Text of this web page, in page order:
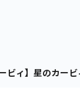
ービィ】星のカー